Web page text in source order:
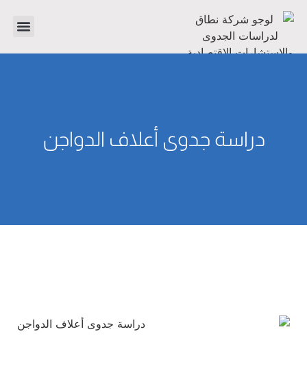
دراسة جدوى أعلاف الدواجن